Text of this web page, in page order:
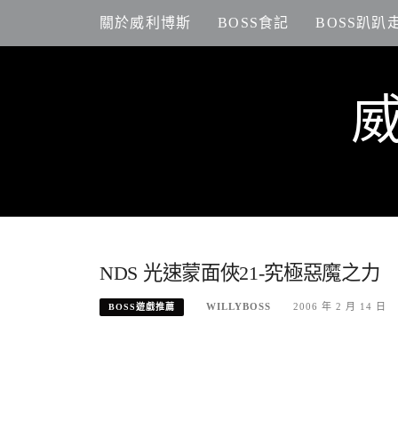
content
關於威利博斯 BOSS食記 BOSS趴趴
NDS 光速蒙面俠21-究極惡魔之力
BOSS遊戲推薦 WILLYBOSS 2006 年 2 月 14 日